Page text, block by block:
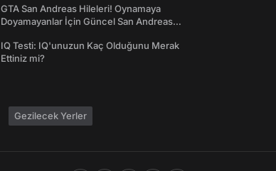
GTA San Andreas Hileleri! Oynamaya
Doyamayanlar İçin Güncel San Andreas
IQ Testi: IQ'unuzun Kaç Olduğunu Merak
Ettiniz mi?
Gezilecek Yerler